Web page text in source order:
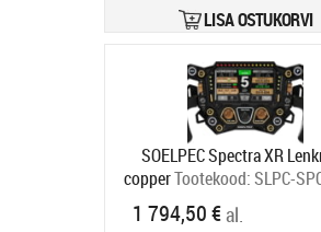
LISA OSTUKORVI
SOELPEC Spectra XR
copperTootekood:SLPC-
CO
Tarneaeg 6-9 tp
1 794,50 €al.